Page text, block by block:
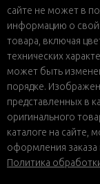
сайте не может в
информацию о
товара, включая
технических
может быть
порядке.
представленных в
оригинального
каталоге на сайте,
оформления
Политика